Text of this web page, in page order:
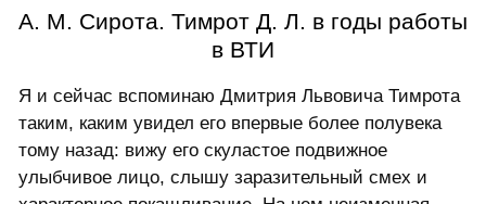
А. М. Сирота. Тимрот Д. Л. в годы работы
в ВТИ
Я и сейчас вспоминаю Дмитрия Львовича Тимрота
таким, каким увидел его впервые более полувека
тому назад: вижу его скуластое подвижное
улыбчивое лицо, слышу заразительный смех и